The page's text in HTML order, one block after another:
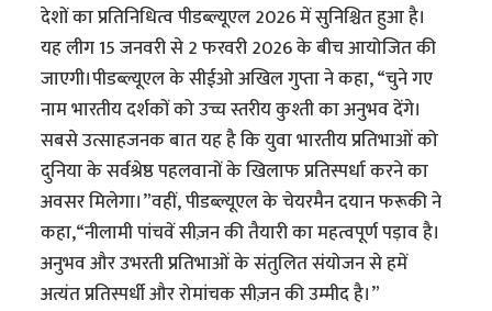
देशों का प्रतिनिधित्व पीडब्ल्यूएल 2026 में सुनिश्चित हुआ है।
यह लीग 15 जनवरी से 2 फरवरी 2026 के बीच आयोजित की
जाएगी।पीडब्ल्यूएल के सीईओ अखिल गुप्ता ने कहा, “चुने गए
नाम भारतीय दर्शकों को उच्च स्तरीय कुश्ती का अनुभव देंगे।
सबसे उत्साहजनक बात यह है कि युवा भारतीय प्रतिभाओं को
दुनिया के सर्वश्रेष्ठ पहलवानों के खिलाफ प्रतिस्पर्धा करने का
अवसर मिलेगा।”वहीं, पीडब्ल्यूएल के चेयरमैन दयान फरूकी ने
कहा,“नीलामी पांचवें सीज़न की तैयारी का महत्वपूर्ण पड़ाव है।
अनुभव और उभरती प्रतिभाओं के संतुलित संयोजन से हमें
अत्यंत प्रतिस्पर्धी और रोमांचक सीज़न की उम्मीद है।”